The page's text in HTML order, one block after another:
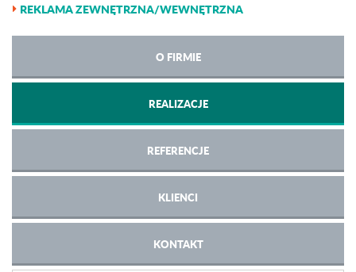
REKLAMA ZEWNĘTRZNA/WEWNĘTRZNA
O FIRMIE
REALIZACJE
REFERENCJE
KLIENCI
KONTAKT